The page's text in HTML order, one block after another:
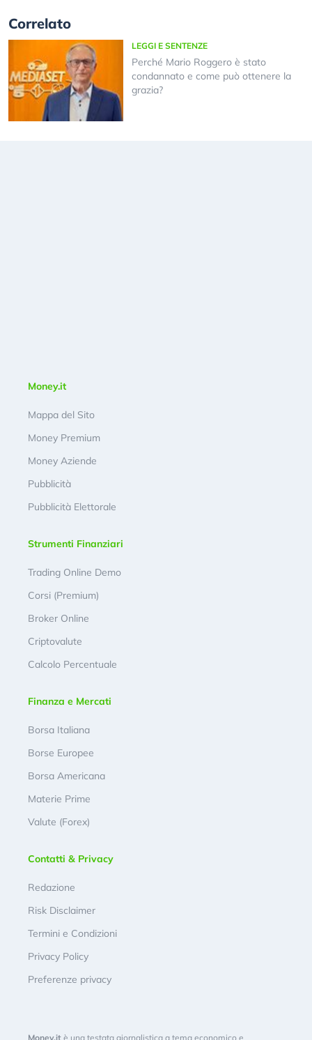
Correlato
LEGGI E SENTENZE
Perché Mario Roggero è stato
condannato e come può ottenere la
grazia?
Money.it
Mappa del Sito
Money Premium
Money Aziende
Pubblicità
Pubblicità Elettorale
Strumenti Finanziari
Trading Online Demo
Corsi (Premium)
Broker Online
Criptovalute
Calcolo Percentuale
Finanza e Mercati
Borsa Italiana
Borse Europee
Borsa Americana
Materie Prime
Valute (Forex)
Contatti & Privacy
Redazione
Risk Disclaimer
Termini e Condizioni
Privacy Policy
Preferenze privacy
Money.it è una testata giornalistica a tema economico e